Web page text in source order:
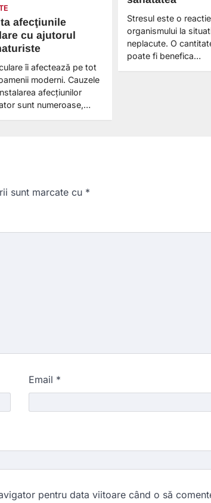
afecţiunile
cu ajutorul
îi afectează pe tot
moderni. Cauzele
afecţiunilor
sunt numeroase,…
Stresul este o
organismului la
neplacute. O
poate fi benefica…
sunt marcate cu *
Email *
pentru data viitoare când o să